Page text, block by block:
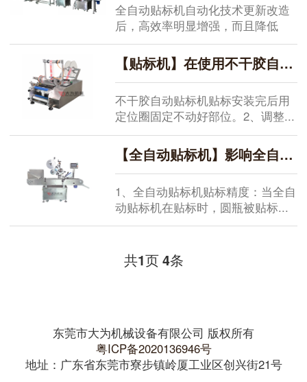
全自动贴标机自动化技术更新改造
后，高效率明显增强，而且降低
了...
【贴标机】在使用不干胶自动贴标机需要调整什么？
不干胶自动贴标机贴标安装完后用
定位圈固定不动好部位。2、调整...
【全自动贴标机】影响全自动贴标机贴标精度的具体原因分析
1、全自动贴标机贴标精度：当全自
动贴标机在贴标时，圆瓶被贴标...
共1页4条
东莞市大为机械设备有限公司 版权所有
粤ICP备2020136946号
地址：广东省东莞市寮步镇岭厦工业区创兴街21号